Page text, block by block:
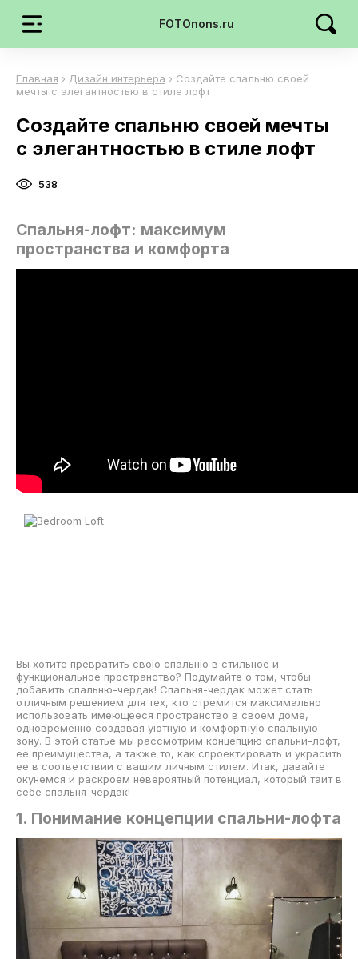
FOTOnons.ru
Главная › Дизайн интерьера › Создайте спальню своей
мечты с элегантностью в стиле лофт
Создайте спальню своей мечты
с элегантностью в стиле лофт
538
Спальня-лофт: максимум
пространства и комфорта
Вы хотите превратить свою спальню в стильное и
функциональное пространство? Подумайте о том, чтобы
добавить спальню-чердак! Спальня-чердак может стать
отличным решением для тех, кто стремится максимально
использовать имеющееся пространство в своем доме,
одновременно создавая уютную и комфортную спальную
зону. В этой статье мы рассмотрим концепцию спальни-лофт,
ее преимущества, а также то, как спроектировать и украсить
ее в соответствии с вашим личным стилем. Итак, давайте
окунемся и раскроем невероятный потенциал, который таит в
себе спальня-чердак!
1. Понимание концепции спальни-лофта